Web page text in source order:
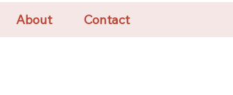
About Contact